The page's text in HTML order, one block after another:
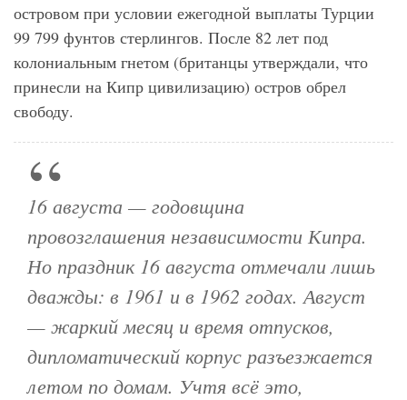
островом при условии ежегодной выплаты Турции
99 799 фунтов стерлингов. После 82 лет под
колониальным гнетом (британцы утверждали, что
принесли на Кипр цивилизацию) остров обрел
свободу.
16 августа — годовщина
провозглашения независимости Кипра.
Но праздник 16 августа отмечали лишь
дважды: в 1961 и в 1962 годах. Август
— жаркий месяц и время отпусков,
дипломатический корпус разъезжается
летом по домам. Учтя всё это,